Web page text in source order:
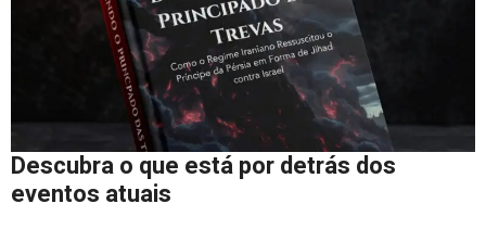
Descubra o que está por detrás dos
eventos atuais